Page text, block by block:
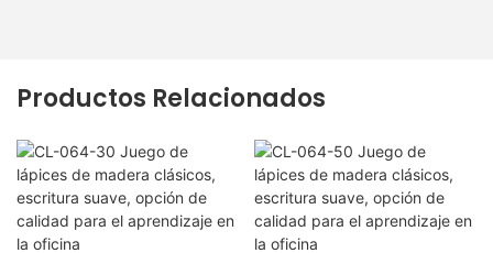
Productos Relacionados